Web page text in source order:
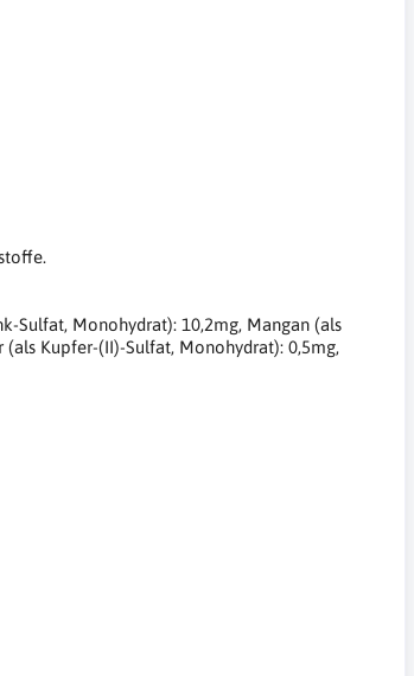
Sulfat, Monohydrat): 10,2mg, Mangan (als
Kupfer-(II)-Sulfat, Monohydrat): 0,5mg,